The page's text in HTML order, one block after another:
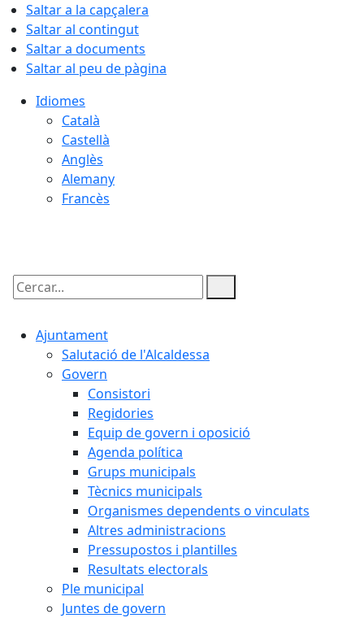
Saltar a la capçalera
Saltar al contingut
Saltar a documents
Saltar al peu de pàgina
Idiomes
Català
Castellà
Anglès
Alemany
Francès
Cercar:
Ajuntament
Salutació de l'Alcaldessa
Govern
Consistori
Regidories
Equip de govern i oposició
Agenda política
Grups municipals
Tècnics municipals
Organismes dependents o vinculats
Altres administracions
Pressupostos i plantilles
Resultats electorals
Ple municipal
Juntes de govern